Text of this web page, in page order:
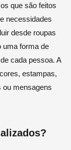
que são feitos
necessidades
desde roupas
uma forma de
cada pessoa. A
estampas,
ou mensagens